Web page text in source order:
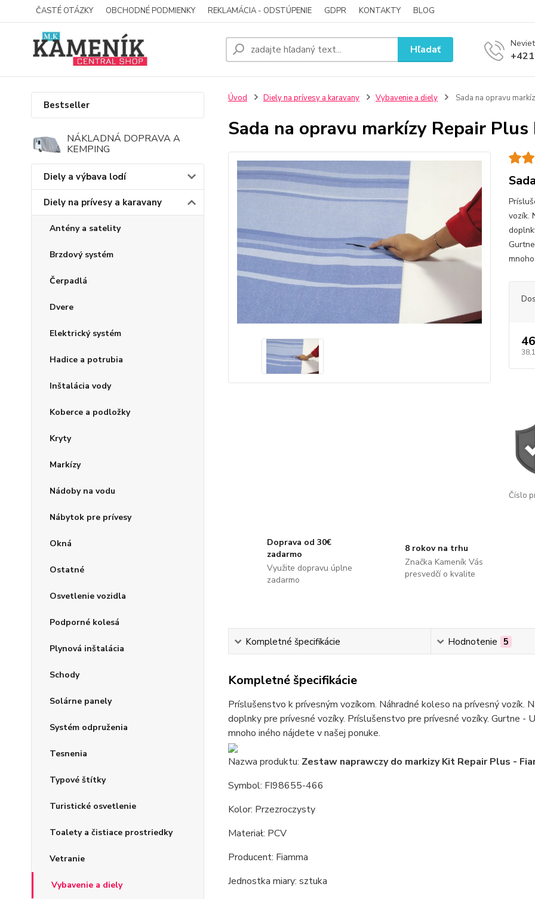
ČASTÉ OTÁZKY OBCHODNÉ PODMIENKY REKLAMÁCIA - ODSTÚPENIE GDPR KONTAKTY BLOG
Hľadať
Bestseller
NÁKLADNÁ DOPRAVA A
KEMPING
Diely a výbava lodí
Diely na prívesy a karavany
Antény a satelity
Brzdový systém
Čerpadlá
Dvere
Elektrický systém
Hadice a potrubia
Inštalácia vody
Koberce a podložky
Kryty
Markízy
Nádoby na vodu
Nábytok pre prívesy
Okná
Ostatné
Osvetlenie vozidla
Podporné kolesá
Plynová inštalácia
Schody
Solárne panely
Systém odpruženia
Tesnenia
Typové štítky
Turistické osvetlenie
Toalety a čistiace prostriedky
Vetranie
Vybavenie a diely
Úvod Diely na prívesy a karavany Vybavenie a diely Sada na opravu
Sada na opravu markízy Repair Plus
vozík.
Číslo
Doprava od 30€
zadarmo
Využite dopravu úplne
zadarmo
8 rokov na trhu
Značka Kameník Vás
presvedčí o kvalite
Kompletné špecifikácie Hodnotenie 5
Kompletné špecifikácie
Príslušenstvo k prívesným vozíkom. Náhradné koleso na prívesný vozík.
doplnky pre prívesné vozíky. Príslušenstvo pre prívesné vozíky. Gurtne -
mnoho iného nájdete v našej ponuke.
Nazwa produktu: Zestaw naprawczy do markizy Kit Repair Plus -
Symbol: FI98655-466
Kolor: Przezroczysty
Materiał: PCV
Producent: Fiamma
Jednostka miary: sztuka